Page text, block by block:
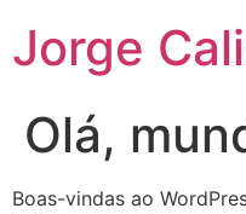
Jorge
Olá,
Boas-vindas ao